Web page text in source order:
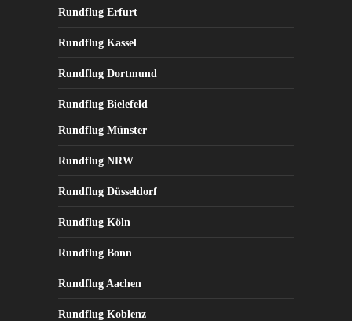
Rundflug Erfurt
Rundflug Kassel
Rundflug Dortmund
Rundflug Bielefeld
Rundflug Münster
Rundflug NRW
Rundflug Düsseldorf
Rundflug Köln
Rundflug Bonn
Rundflug Aachen
Rundflug Koblenz